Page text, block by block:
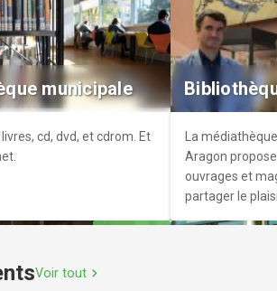
municipale
cd, dvd, et cdrom. Et
La
Aragon
ouvrages et
partager le
Voir tout chevron_right